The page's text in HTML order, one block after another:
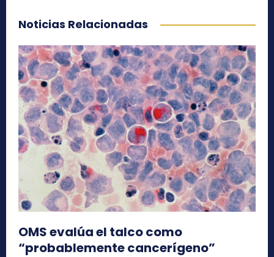
Noticias Relacionadas
OMS evalúa el talco como
“probablemente cancerígeno”